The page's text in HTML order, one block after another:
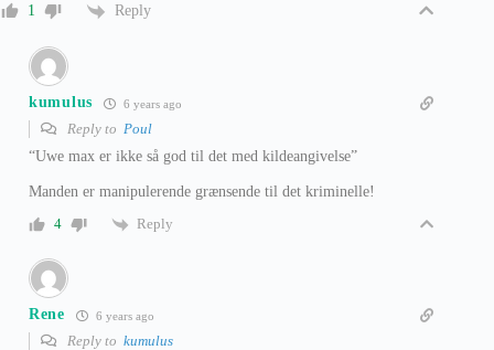
1 Reply
kumulus 6 years ago
Reply to Poul
“Uwe max er ikke så god til det med kildeangivelse”
Manden er manipulerende grænsende til det kriminelle!
4
Reply
Rene 6 years ago
Reply to kumulus